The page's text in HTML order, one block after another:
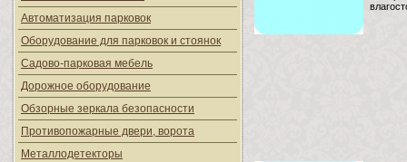
Автоматизация парковок
Оборудование для парковок и стоянок
Садово-парковая мебель
Дорожное оборудование
Обзорные зеркала безопасности
Противопожарные двери, ворота
Металлодетекторы